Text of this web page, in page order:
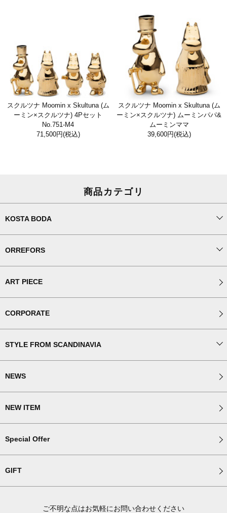
スクルツナ Moomin x Skultuna (ム
ーミン×スクルツナ) 4Pセット
No.751-M4
71,500円(税込)
スクルツナ Moomin x Skultuna (ム
ーミン×スクルツナ) ムーミンパパ&
ムーミンママ
39,600円(税込)
商品カテゴリ
KOSTA BODA
ORREFORS
ART PIECE
CORPORATE
STYLE FROM SCANDINAVIA
NEWS
NEW ITEM
Special Offer
GIFT
ご不明な点はお気軽にお問い合わせください